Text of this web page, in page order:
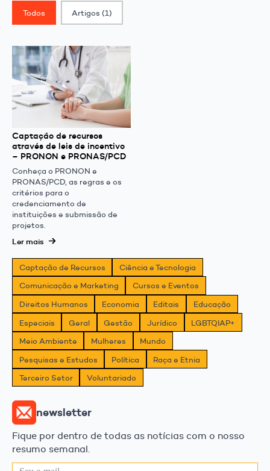
Classif. Post
Todos Artigos (1)
Captação de recursos
através de leis de incentivo
– PRONON e PRONAS/PCD
Conheça o PRONON e
PRONAS/PCD, as regras e os
critérios para o
credenciamento de
instituições e submissão de
projetos.
Ler mais
Captação de Recursos
Ciência e Tecnologia
Comunicação e Marketing
Cursos e Eventos
Direitos Humanos
Economia Editais
Educação
Especiais
Geral Gestão Jurídico
LGBTQIAP+
Meio Ambiente
Mulheres
Mundo
Pesquisas e Estudos
Política
Raça e Etnia
Terceiro Setor
Voluntariado
newsletter
Fique por dentro de todas as notícias com o nosso
resumo semanal.